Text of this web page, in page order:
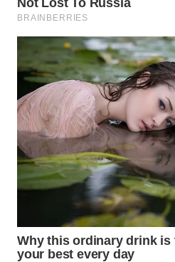
Wahana
WAHANA
NEWS
WAHANA
TANI
WAHANA
WAHANA
INFRASTRUKTUR